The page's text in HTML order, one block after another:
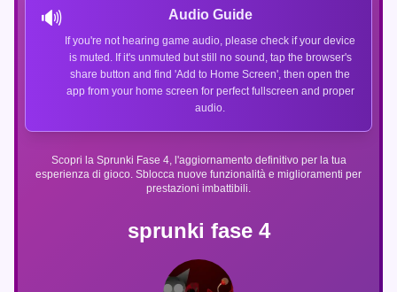
sprunki fase 4
Scopri la Sprunki Fase 4, l'aggiornamento definitivo per la tua
esperienza di gioco. Sblocca nuove funzionalità e miglioramenti per
prestazioni imbattibili.
🔊 Audio Guide
If you're not hearing game audio, please check if your device
is muted. If it's unmuted but still no sound, tap the browser's
share button and find 'Add to Home Screen', then open the
app from your home screen for perfect fullscreen and proper
audio.